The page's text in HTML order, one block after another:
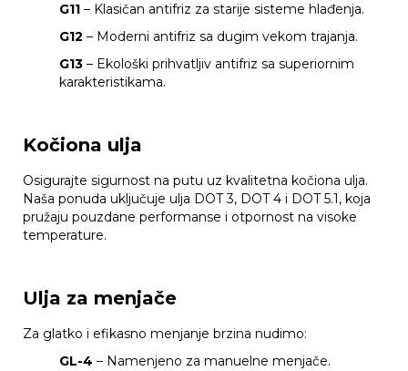
G11 – Klasičan antifriz za starije sisteme hlađenja.
G12 – Moderni antifriz sa dugim vekom trajanja.
G13 – Ekološki prihvatljiv antifriz sa superiornim
karakteristikama.
Kočiona ulja
Osigurajte sigurnost na putu uz kvalitetna kočiona ulja.
Naša ponuda uključuje ulja DOT 3, DOT 4 i DOT 5.1, koja
pružaju pouzdane performanse i otpornost na visoke
temperature.
Ulja za menjače
Za glatko i efikasno menjanje brzina nudimo:
GL-4 – Namenjeno za manuelne menjače.